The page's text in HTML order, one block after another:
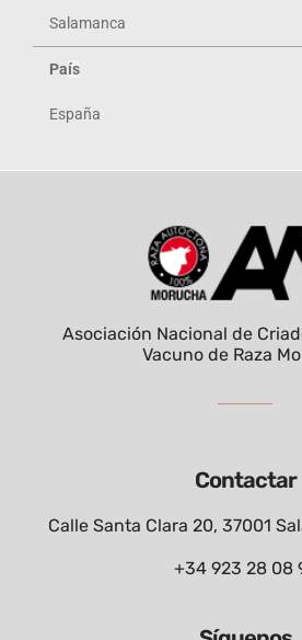
Salamanca
País
España
Contactar
Calle Santa Clara 20, 37001
+34 923 28 08
Asociación Nacional de
Vacuno de Raza